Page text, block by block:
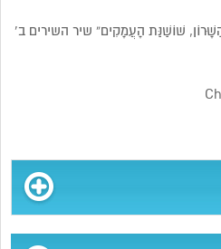
שׁוֹשַׁנַּת הָעֲמָקִים” שיר השירים ב’